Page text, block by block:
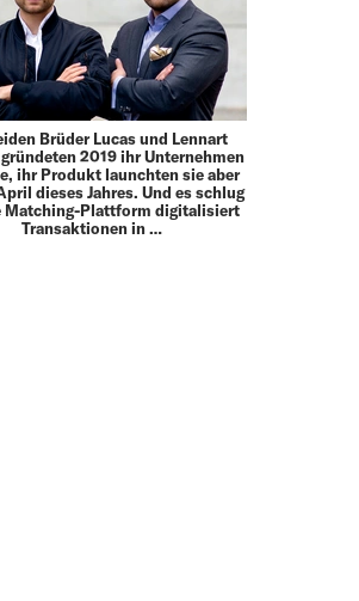
Brüder Lucas und Lennart
2019 ihr Unternehmen
ihr Produkt launchten sie aber
dieses Jahres. Und es schlug
Matching-Plattform digitalisiert
Transaktionen in …